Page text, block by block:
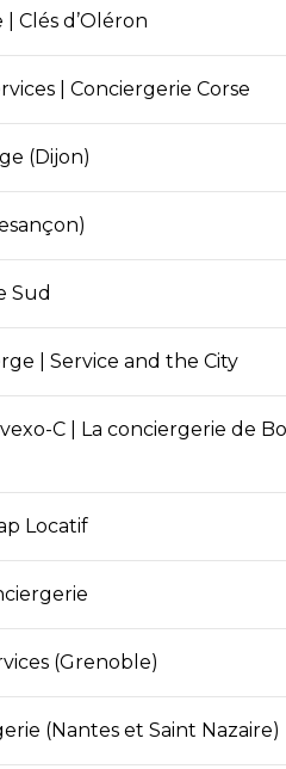
| Clés d’Oléron
| Conciergerie Corse
(Dijon)
Sud
| Service and the City
C La conciergerie de
Locatif
(Grenoble)
(Nantes et Saint Nazaire)